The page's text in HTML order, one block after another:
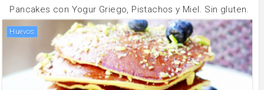
Pancakes con Yogur Griego, Pistachos y Miel. Sin gluten.
huevos